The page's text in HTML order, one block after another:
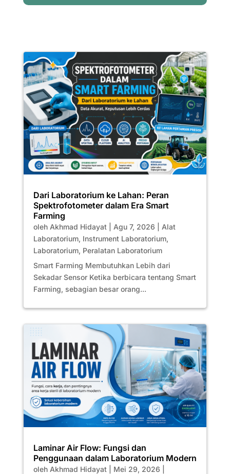
Dari Laboratorium ke Lahan: Peran
Spektrofotometer dalam Era Smart
Farming
oleh Akhmad Hidayat| Agu 7, 2026
Alat
Laboratorium, Instrument Laboratorium,
Laboratorium, Peralatan Laboratorium
Smart Farming Membutuhkan Lebih dari
Sekadar Sensor Ketika berbicara tentang Smart
Farming, sebagian besar orang...
Laminar Air Flow: Fungsi dan
Penggunaan dalam Laboratorium Modern
oleh Akhmad Hidayat| Mei 29, 2026